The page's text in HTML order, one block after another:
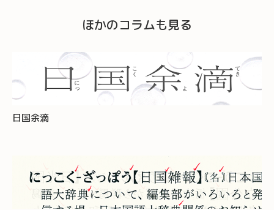
ほかのコラムも見る
日国余滴